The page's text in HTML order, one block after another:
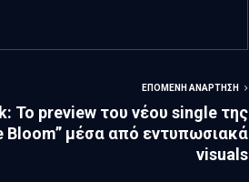
ΕΠΌΜΕΝΗ ΑΝΆΡΤΗΣΗ
Το preview του νέου single της
Bloom” μέσα από εντυπωσιακά
visuals